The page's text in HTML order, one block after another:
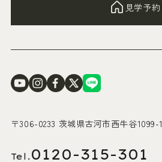
〒306-0233 茨城県古河市西牛谷1099-1
Tel. 0120-315-301
見学予約